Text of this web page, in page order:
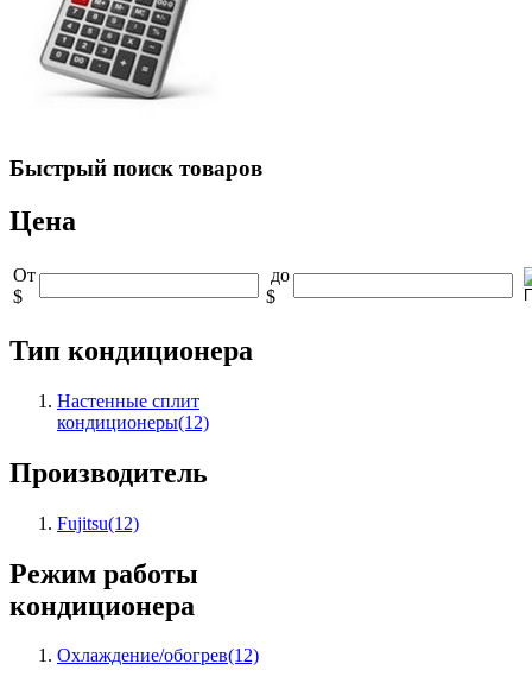
Быстрый поиск товаров
Цена
От
$
до
$
Тип кондиционера
Настенные сплит
кондиционеры(12)
Производитель
Fujitsu(12)
Режим работы
кондиционера
Охлаждение/обогрев(12)